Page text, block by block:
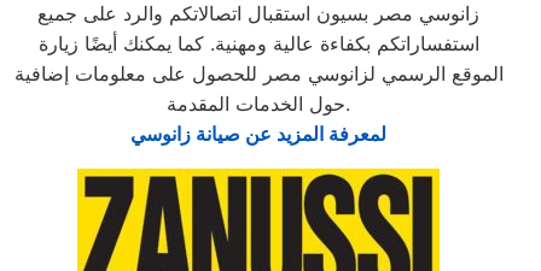
زانوسي مصر بسيون استقبال اتصالاتكم والرد على جميع
استفساراتكم بكفاءة عالية ومهنية. كما يمكنك أيضًا زيارة
الموقع الرسمي لزانوسي مصر للحصول على معلومات إضافية
حول الخدمات المقدمة.
لمعرفة المزيد عن صيانة زانوسي